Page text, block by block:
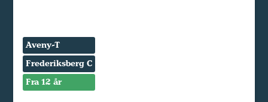
Aveny-T
Frederiksberg C
Fra 12 år